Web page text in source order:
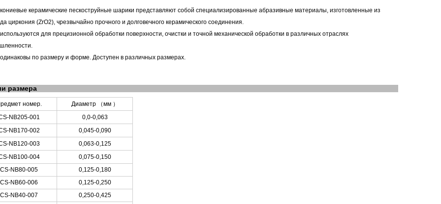
керамические пескоструйные шарики представляют собой специализированные абразивные материалы, изготовленные из
циркония (ZrO2), чрезвычайно прочного и долговечного керамического соединения.
для прецизионной обработки поверхности, очистки и точной механической обработки в различных отраслях
по размеру и форме. Доступен в различных размерах.
размера
номер. Диаметр （мм ）
NB205-001
0,0-0,063
NB170-002
0,045-0,090
NB120-003
0,063-0,125
NB100-004
0,075-0,150
CS-NB80-005
0,125-0,180
CS-NB60-006
0,125-0,250
CS-NB40-007
0,250-0,425